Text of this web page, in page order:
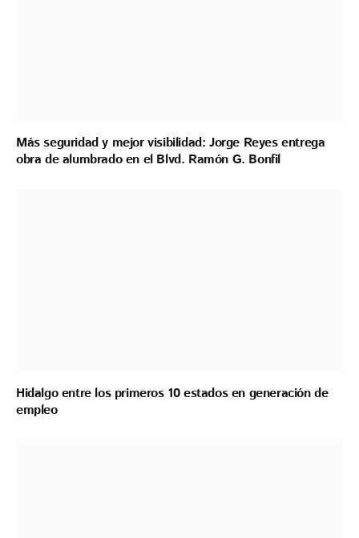
Más seguridad y mejor visibilidad: Jorge Reyes entrega
obra de alumbrado en el Blvd. Ramón G. Bonfil
Hidalgo entre los primeros 10 estados en generación de
empleo